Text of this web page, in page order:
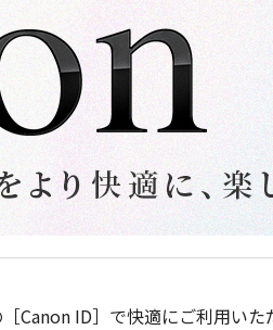
ID］で快適にご利用いた